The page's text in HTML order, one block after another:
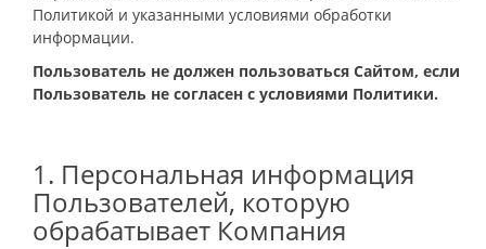
Политикой и указанными условиями обработки
информации.
Пользователь не должен пользоваться Сайтом, если
Пользователь не согласен с условиями Политики.
1. Персональная информация
Пользователей, которую
обрабатывает Компания